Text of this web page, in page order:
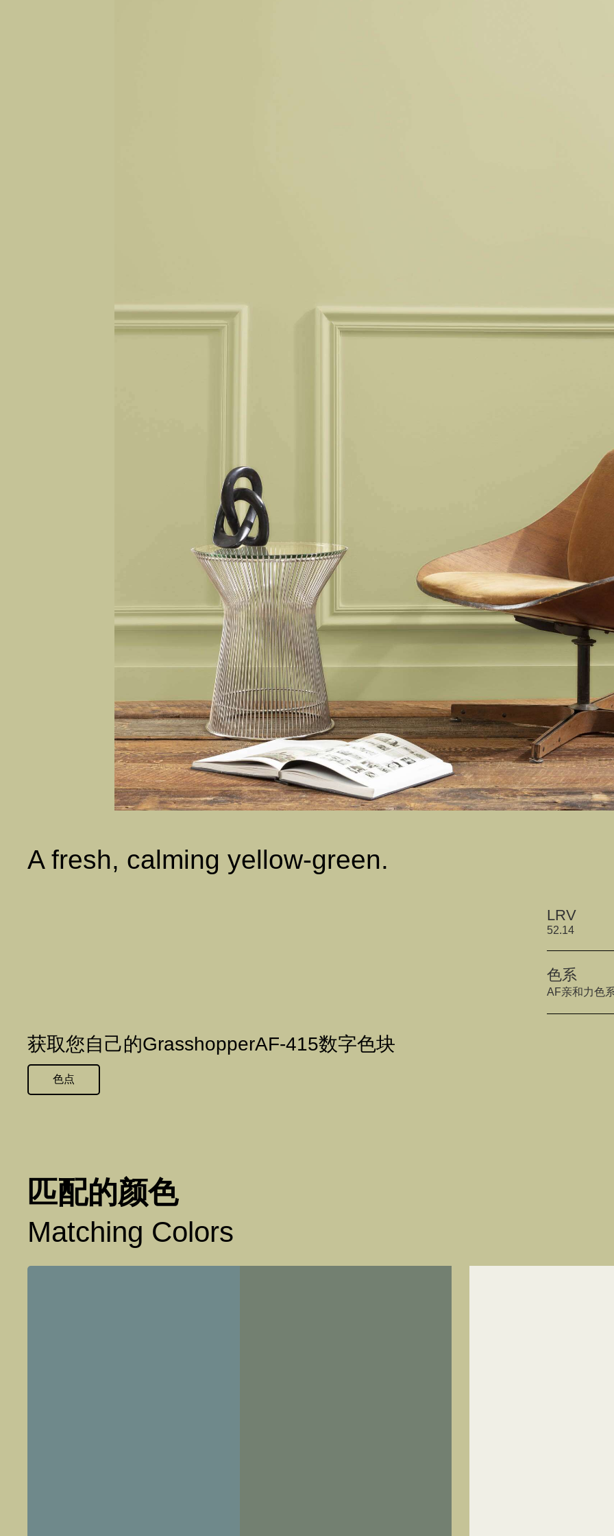
A fresh, calming yellow-green.
LRV
52.14
色系
AF亲和力色
获取您自己的GrasshopperAF-415数字色块
色点
匹配的颜色
Matching Colors